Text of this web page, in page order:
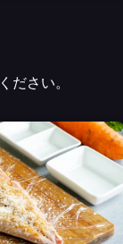
ださい。